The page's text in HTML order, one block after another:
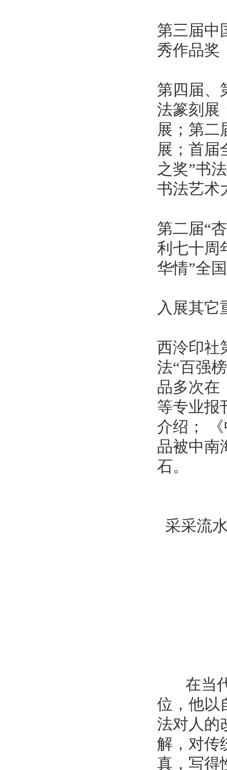
第三届中
秀作品奖
第四届、
法篆刻展
展；第二
展；首届
之奖”书
书法艺术
第二届“
利七十周
华情”全
入展其它
西泠印社
法“百强
品多次在
等专业报
介绍；
品被中南
石。
采采流
在当代
位，他以
法对人的
解，对传
真，写得